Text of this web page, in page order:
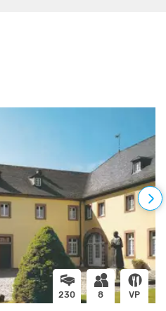
230 8 VP